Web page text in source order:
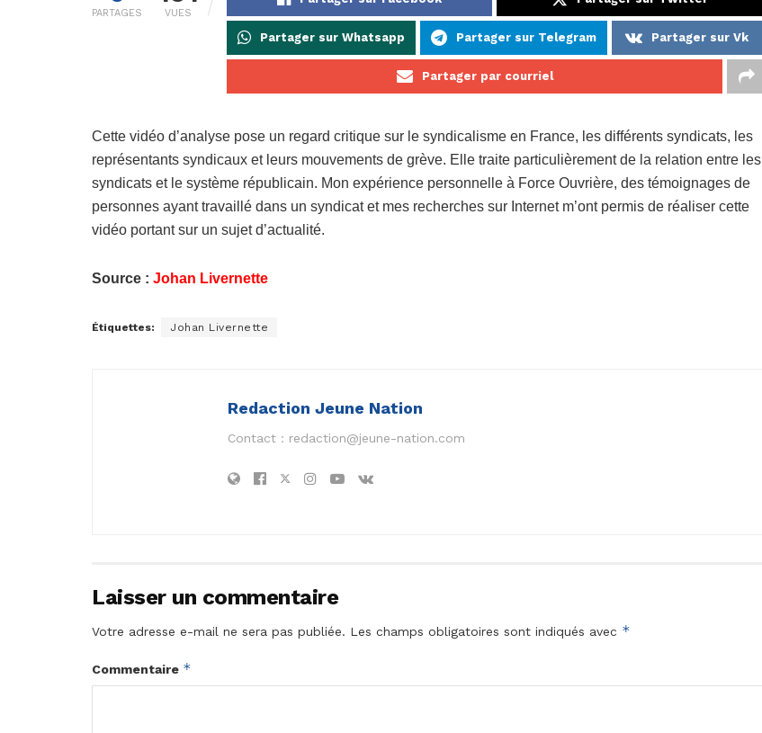
PARTAGES VUES
Partager sur Whatsapp Partager sur Telegram Partager sur Vk
Partager par courriel
Cette vidéo d’analyse pose un regard critique sur le syndicalisme en France, les différents syndicats, les
représentants syndicaux et leurs mouvements de grève. Elle traite particulièrement de la relation entre les
syndicats et le système républicain. Mon expérience personnelle à Force Ouvrière, des témoignages de
personnes ayant travaillé dans un syndicat et mes recherches sur Internet m’ont permis de réaliser cette
vidéo portant sur un sujet d’actualité.
Source : Johan Livernette
Étiquettes: Johan Livernette
Redaction Jeune Nation
Contact : redaction@jeune-nation.com
Laisser un commentaire
Votre adresse e-mail ne sera pas publiée. Les champs obligatoires sont indiqués avec *
Commentaire *